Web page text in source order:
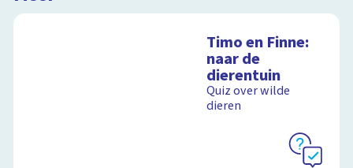
Timo en Finne:
naar de
dierentuin
Quiz over wilde
dieren